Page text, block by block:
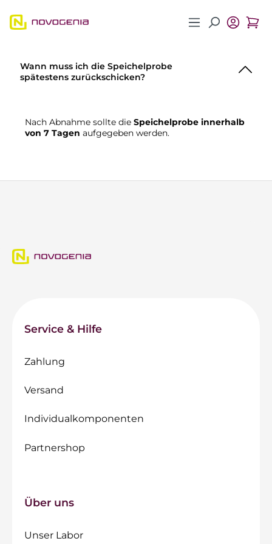
Zum Hauptinhalt springen
Wann muss ich die Speichelprobe
spätestens zurückschicken?
Nach Abnahme sollte die Speichelprobe innerhalb
von 7 Tagen aufgegeben werden.
Service & Hilfe
Zahlung
Versand
Individualkomponenten
Partnershop
Über uns
Unser Labor